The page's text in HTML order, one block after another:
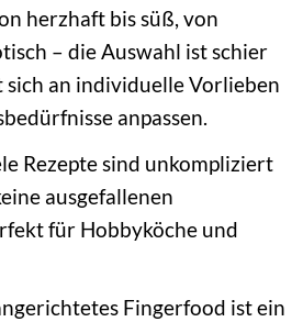
herzhaft bis süß, von
– die Auswahl ist schier
sich an individuelle Vorlieben
anpassen.
Rezepte sind unkompliziert
ausgefallenen
für Hobbyköche und
Fingerfood ist ein